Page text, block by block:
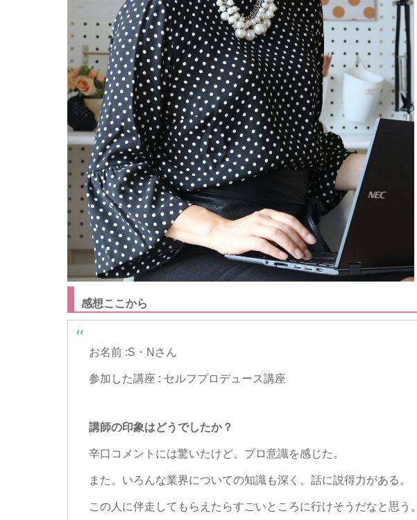
感想ここから
お名前 :S・Nさん
参加した講座 : セルフプロデュース講座
講師の印象はどうでしたか？
辛口コメントには驚いたけど、プロ意識を感じた。
また、 いろんな業界についての知識も深く、話に説得力がある。
こ の 人に伴走してもらえたらすごいところに行けそうだなと思う。